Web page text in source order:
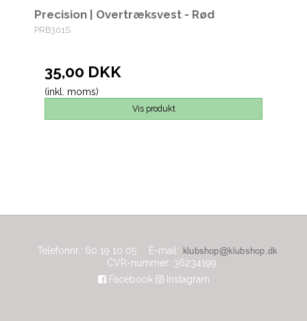
Precision | Overtræksvest - Rød
PRB301S
35,00 DKK
(inkl. moms)
Vis produkt
Telefonnr.: 60 19 10 05 E-mail :
CVR-nummer: 36234199
Facebook
Instagram